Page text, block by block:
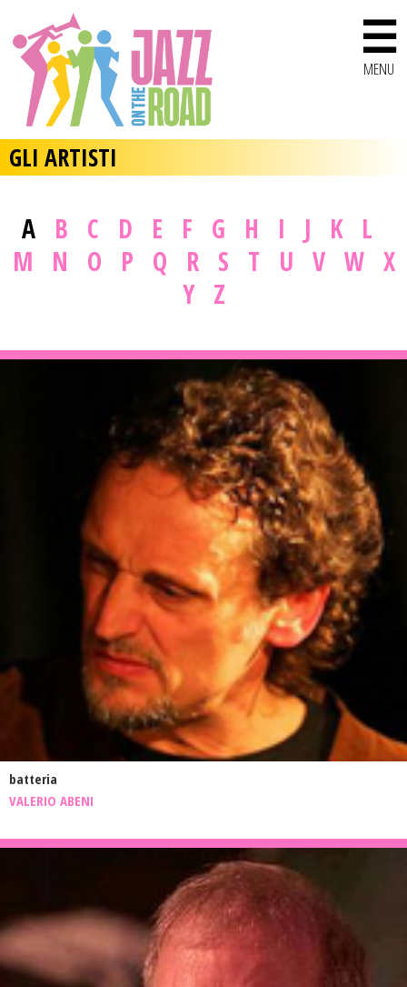
☰
MENU
GLI ARTISTI
A B C D E F G H I J K
L
M
N O P Q R S T U V W X
Y Z
batteria
VALERIO ABENI